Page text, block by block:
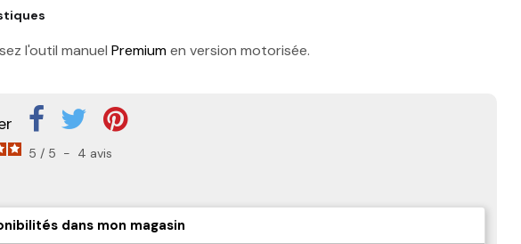
l'outil manuel Premiumen version motorisée.
5 / 5 - 4 avis
dans mon magasin